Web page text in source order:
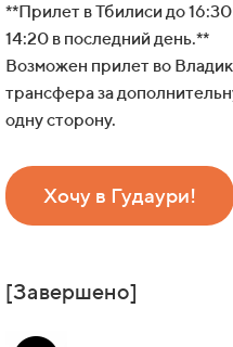
**Прилет в Тбилиси до
14:20 в последний день.**
Возможен прилет во
трансфера за
одну сторону.
Хочу в Гудаури!
[Завершено]